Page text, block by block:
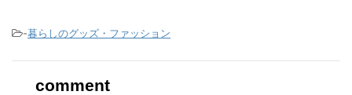
-暮らしのグッズ・ファッション
comment